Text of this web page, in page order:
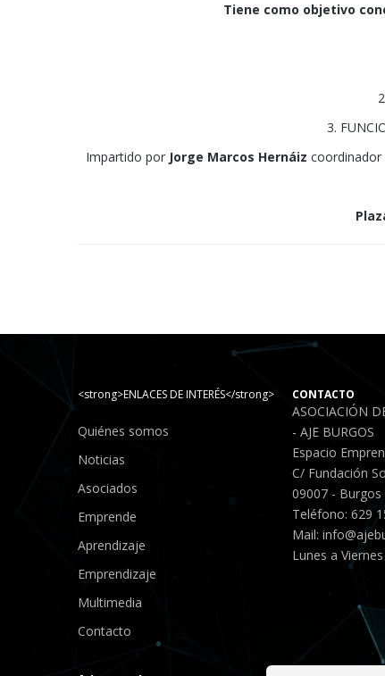
Tiene como objetivo
3.
Impartido por Jorge Marcos Hernáiz coordinador
<strong>ENLACES DE INTERÉS</strong>
Quiénes somos
Noticias
Asociados
Emprende
Aprendizaje
Emprendizaje
Multimedia
Contacto
CONTACTO
ASOCIACIÓN
- AJE BURGOS
Espacio
C/ Fundación
09007 - Burgos
Teléfono: 629
Mail:
Lunes a